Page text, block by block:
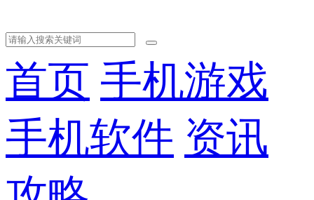
首页 手机游戏
手机软件 资讯